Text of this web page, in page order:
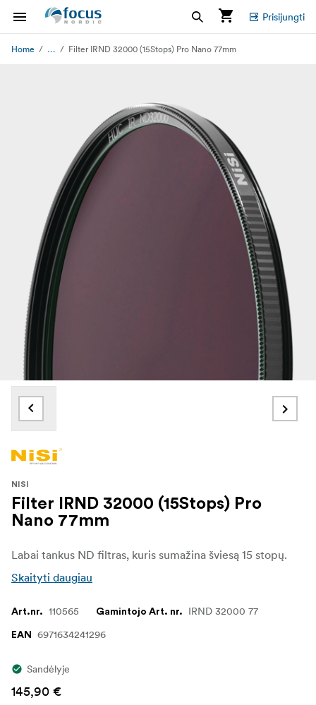
Prisijungti
Home ... Filter IRND 32000 (15Stops) Pro Nano 77mm
NISI
Filter IRND 32000 (15Stops) Pro
Nano 77mm
Labai tankus ND filtras, kuris sumažina šviesą 15 stopų.
Skaityti daugiau
Art.nr. 110565 Gamintojo Art. nr. IRND 32000 77
EAN 6971634241296
Sandėlyje
145,90 €